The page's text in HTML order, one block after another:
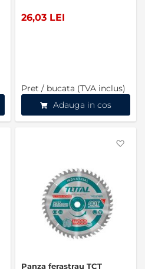
26,03 LEI
Pret / bucata (TVA inclus)
Adauga in cos
Panza ferastrau TCT